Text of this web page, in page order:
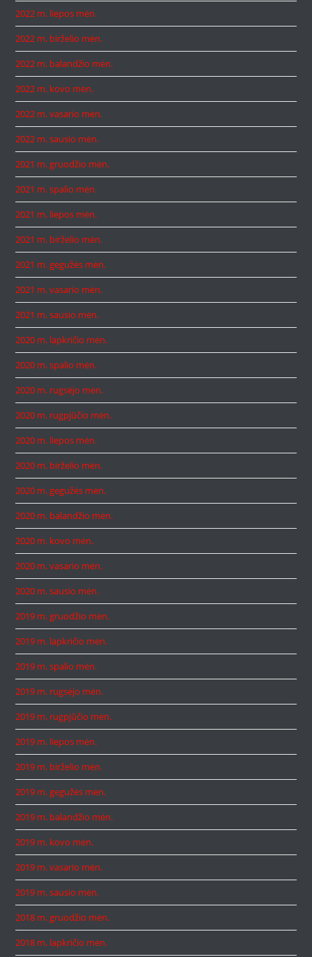
2022 m. liepos mėn.
2022 m. birželio mėn.
2022 m. balandžio mėn.
2022 m. kovo mėn.
2022 m. vasario mėn.
2022 m. sausio mėn.
2021 m. gruodžio mėn.
2021 m. spalio mėn.
2021 m. liepos mėn.
2021 m. birželio mėn.
2021 m. gegužės mėn.
2021 m. vasario mėn.
2021 m. sausio mėn.
2020 m. lapkričio mėn.
2020 m. spalio mėn.
2020 m. rugsėjo mėn.
2020 m. rugpjūčio mėn.
2020 m. liepos mėn.
2020 m. birželio mėn.
2020 m. gegužės mėn.
2020 m. balandžio mėn.
2020 m. kovo mėn.
2020 m. vasario mėn.
2020 m. sausio mėn.
2019 m. gruodžio mėn.
2019 m. lapkričio mėn.
2019 m. spalio mėn.
2019 m. rugsėjo mėn.
2019 m. rugpjūčio mėn.
2019 m. liepos mėn.
2019 m. birželio mėn.
2019 m. gegužės mėn.
2019 m. balandžio mėn.
2019 m. kovo mėn.
2019 m. vasario mėn.
2019 m. sausio mėn.
2018 m. gruodžio mėn.
2018 m. lapkričio mėn.